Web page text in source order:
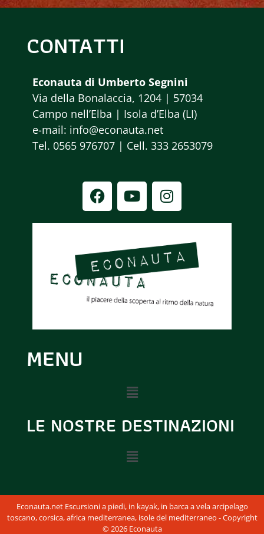
CONTATTI
Econauta di Umberto Segnini
Via della Bonalaccia, 1204 | 57034
Campo nell’Elba | Isola d’Elba (LI)
e-mail: info@econauta.net
Tel. 0565 976707 | Cell. 333 2653079
MENU
LE NOSTRE DESTINAZIONI
Econauta.net Escursioni a piedi, in kayak, in barca a vela arcipelago
toscano, corsica, africa mediterranea, isole del mediterraneo - Copyright
© 2026 Econauta